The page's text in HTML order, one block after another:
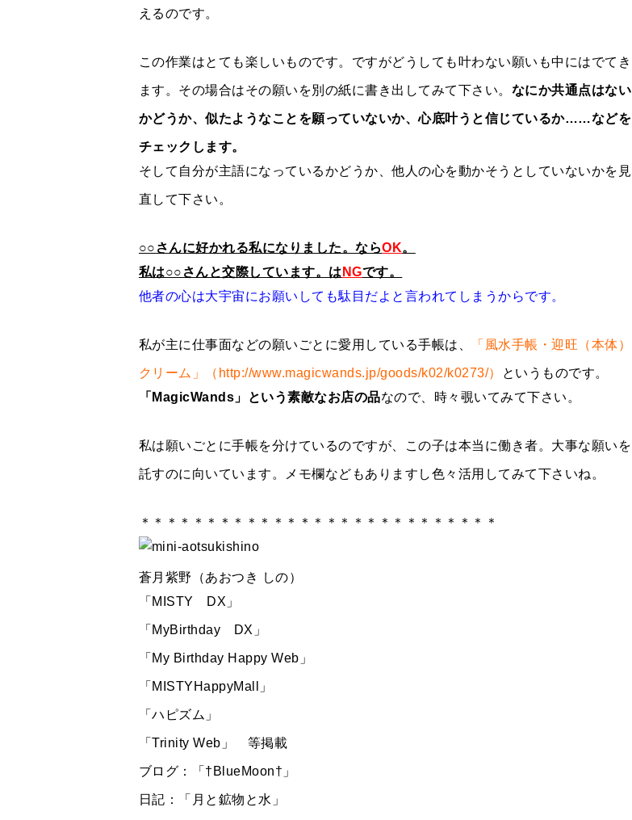
えるのです。
この作業はとても楽しいものです。ですがどうしても叶わない願いも中にはでてき
ます。その場合はその願いを別の紙に書き出してみて下さい。 なにか共通点はない
かどうか、似たようなことを願っていないか、心底叶うと信じているか……などを
チェックします。
そして自分が主語になっているかどうか、他人の心を動かそうとしていないかを見
直して下さい。
○○さんに好かれる私になりました。ならOK。
私は○○さんと交際しています。は NGです。
他者の心は大宇宙にお願いしても駄目だよと言われてしまうからです。
私が主に仕事面などの願いごとに愛用している手帳は、 「風水手帳・迎旺（本体）
クリーム」（http://www.magicwands.jp/goods/k02/k0273/）
というものです。
「MagicWands」という素敵なお店の品なので、時々覗いてみて下さい。
私は願いごとに手帳を分けているのですが、この子は本当に働き者。大事な願いを
託すのに向いています。メモ欄などもありますし色々活用してみて下さいね。
＊＊＊＊＊＊＊＊＊＊＊＊＊＊＊＊＊＊＊＊＊＊＊＊＊＊＊
蒼月紫野（あおつき しの）
「MISTY DX」
「MyBirthday DX」
「My Birthday Happy Web」
「MISTYHappyMall」
「ハピズム」
「Trinity Web」 等掲載
ブログ：「†BlueMoon†」
日記：「月と鉱物と水」